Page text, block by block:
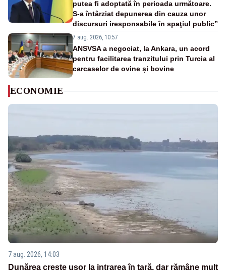
putea fi adoptată în perioada următoare.
S-a întârziat depunerea din cauza unor
discursuri iresponsabile în spaţiul public”
7 aug. 2026, 10:57
ANSVSA a negociat, la Ankara, un acord
pentru facilitarea tranzitului prin Turcia al
carcaselor de ovine și bovine
ECONOMIE
7 aug. 2026, 14:03
Dunărea crește ușor la intrarea în țară, dar rămâne mult